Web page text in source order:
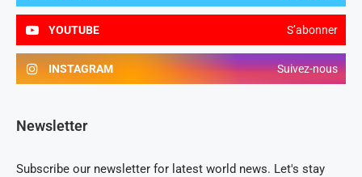
YOUTUBE S’abonner
INSTAGRAM Suivez-nous
Newsletter
Subscribe our newsletter for latest world news. Let's stay